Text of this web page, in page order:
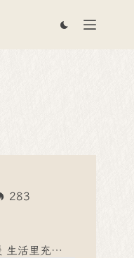
283
生活里充…